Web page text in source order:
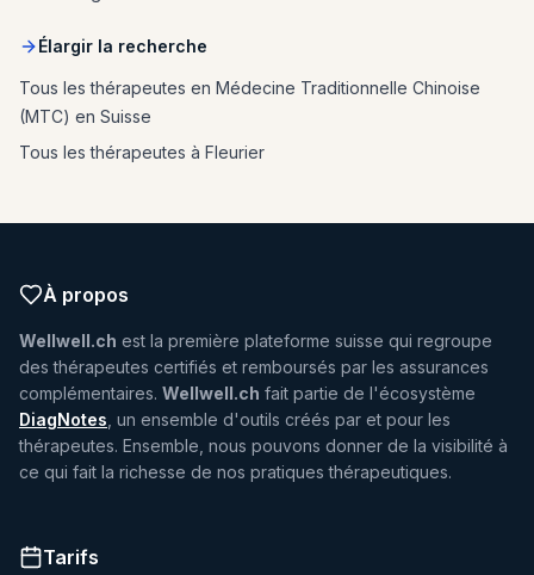
Élargir la recherche
Tous les thérapeutes en Médecine Traditionnelle Chinoise
(MTC) en Suisse
Tous les thérapeutes à Fleurier
À propos
Wellwell.ch est la première plateforme suisse qui regroupe
des thérapeutes certifiés et remboursés par les assurances
complémentaires. Wellwell.ch fait partie de l'écosystème
DiagNotes , un ensemble d'outils créés par et pour les
thérapeutes. Ensemble, nous pouvons donner de la visibilité à
ce qui fait la richesse de nos pratiques thérapeutiques.
Tarifs